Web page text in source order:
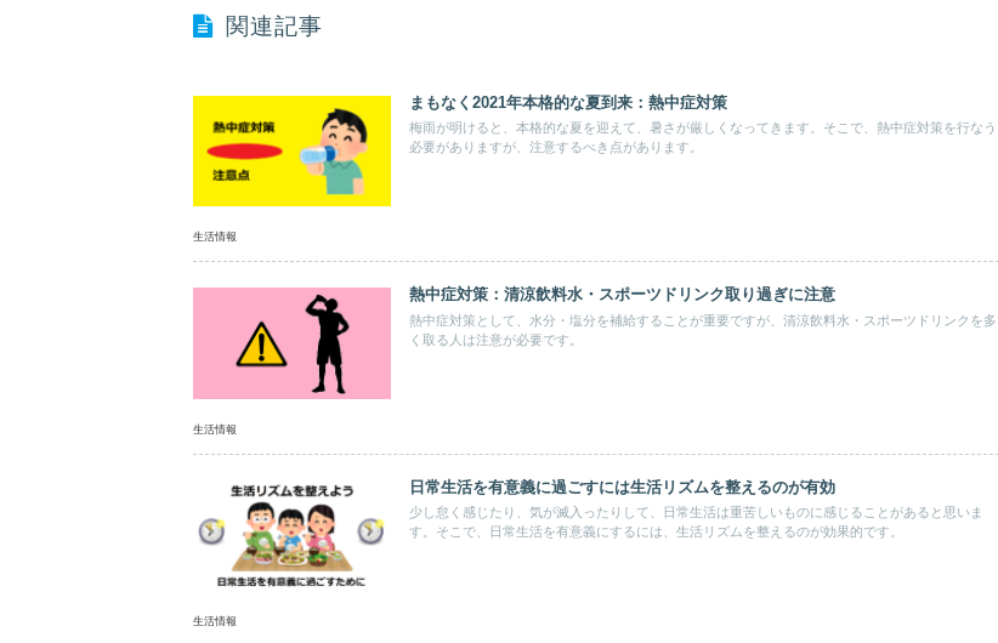
関連記事
生活情報
まもなく2021年本格的な夏到来：熱中症対策
梅雨が明けると、本格的な夏を迎えて、暑さが厳しくなってきます。そこで、熱中症対策を行なう
必要がありますが、注意するべき点があります。
生活情報
熱中症対策：清涼飲料水・スポーツドリンク取り過ぎに注意
熱中症対策として、水分・塩分を補給することが重要ですが、清涼飲料水・スポーツドリンクを多
く取る人は注意が必要です。
生活情報
日常生活を有意義に過ごすには生活リズムを整えるのが有効
少し怠く感じたり、気が滅入ったりして、日常生活は重苦しいものに感じることがあると思いま
す。そこで、日常生活を有意義にするには、生活リズムを整えるのが効果的です。